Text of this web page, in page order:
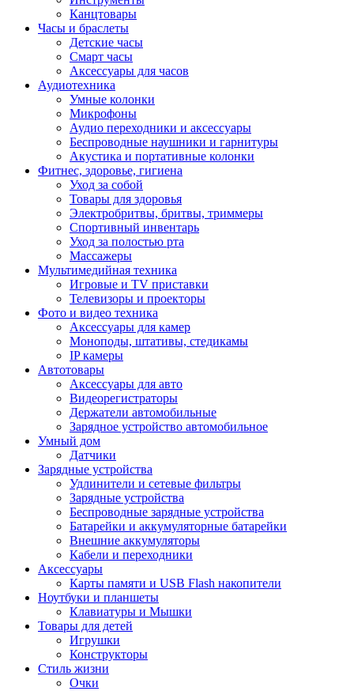
Канцтовары
Часы и браслеты
Детские часы
Смарт часы
Аксессуары для часов
Аудиотехника
Умные колонки
Микрофоны
Аудио переходники и аксессуары
Беспроводные наушники и гарнитуры
Акустика и портативные колонки
Фитнес, здоровье, гигиена
Уход за собой
Товары для здоровья
Электробритвы, бритвы, триммеры
Спортивный инвентарь
Уход за полостью рта
Массажеры
Мультимедийная техника
Игровые и TV приставки
Телевизоры и проекторы
Фото и видео техника
Аксессуары для камер
Моноподы, штативы, стедикамы
IP камеры
Автотовары
Аксессуары для авто
Видеорегистраторы
Держатели автомобильные
Зарядное устройство автомобильное
Умный дом
Датчики
Зарядные устройства
Удлинители и сетевые фильтры
Зарядные устройства
Беспроводные зарядные устройства
Батарейки и аккумуляторные батарейки
Внешние аккумуляторы
Кабели и переходники
Аксессуары
Карты памяти и USB Flash накопители
Ноутбуки и планшеты
Клавиатуры и Мышки
Товары для детей
Игрушки
Конструкторы
Стиль жизни
Очки